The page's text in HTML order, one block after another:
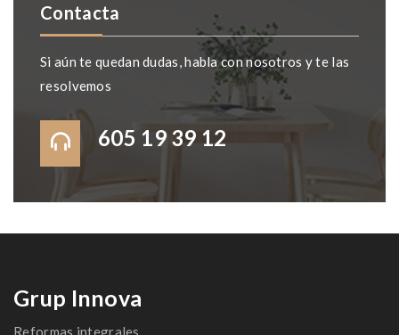
Contacta
Si aún te quedan dudas, habla con nosotros y te las
resolvemos
605 19 39 12
Grup Innova
Reformas integrales